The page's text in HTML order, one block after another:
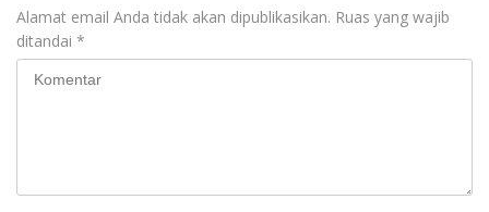
Alamat email Anda tidak akan dipublikasikan. Ruas yang wajib
ditandai *